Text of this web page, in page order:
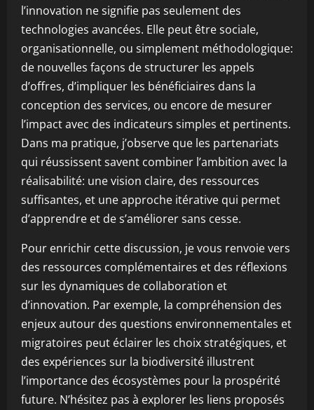
l’innovation ne signifie pas seulement des
technologies avancées. Elle peut être sociale,
organisationnelle, ou simplement méthodologique:
de nouvelles façons de structurer les appels
d’offres, d’impliquer les bénéficiaires dans la
conception des services, ou encore de mesurer
l’impact avec des indicateurs simples et pertinents.
Dans ma pratique, j’observe que les partenariats
qui réussissent savent combiner l’ambition avec la
réalisabilité: une vision claire, des ressources
suffisantes, et une approche itérative qui permet
d’apprendre et de s’améliorer sans cesse.
Pour enrichir cette discussion, je vous renvoie vers
des ressources complémentaires et des réflexions
sur les dynamiques de collaboration et
d’innovation. Par exemple, la compréhension des
enjeux autour des questions environnementales et
migratoires peut éclairer les choix stratégiques, et
des expériences sur la biodiversité illustrent
l’importance des écosystèmes pour la prospérité
future. N’hésitez pas à explorer les liens proposés